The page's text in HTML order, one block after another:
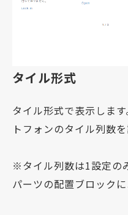
タイル形式
タイル形式で表示しま
トフォンのタイル列数を
※タイル列数は1設定の
パーツの配置ブロック